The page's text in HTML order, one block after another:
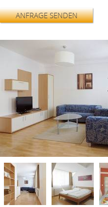
ANFRAGE SENDEN